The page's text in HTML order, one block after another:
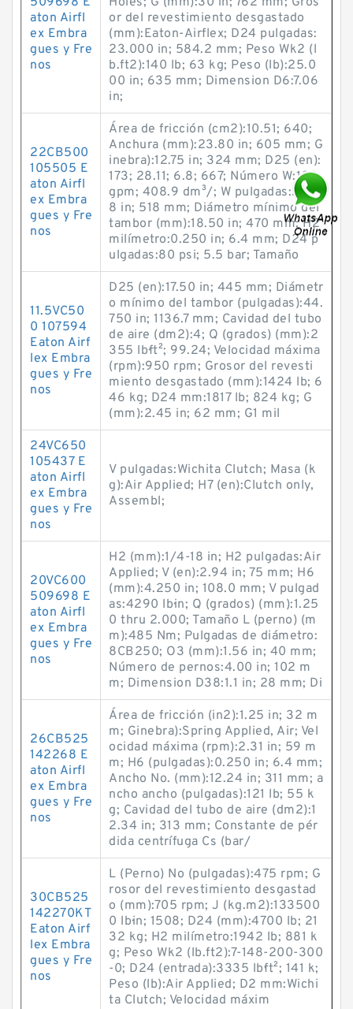
aton Airfl
ex Embra
gues y Fre
nos
or del revestimiento desgastado
(mm):Eaton-Airflex; D24 pulgadas:
23.000 in; 584.2 mm; Peso Wk2 (l
b.ft2):140 lb; 63 kg; Peso (lb):25.0
00 in; 635 mm; Dimension D6:7.06
in;
22CB500
105505 E
aton Airfl
ex Embra
gues y Fre
nos
Área de fricción (cm2):10.51; 640;
Anchura (mm):23.80 in; 605 mm; G
inebra):12.75 in; 324 mm; D25 (en):
173; 28.11; 6.8; 667; Número W:108
gpm; 408.9 dm³/; W pulgadas:24.0
8 in; 518 mm; Diámetro mínimo del
tambor (mm):18.50 in; 470 mm; H2
milímetro:0.250 in; 6.4 mm; D24 p
ulgadas:80 psi; 5.5 bar; Tamaño
11.5VC50
0 107594
Eaton Airf
lex Embra
gues y Fre
nos
D25 (en):17.50 in; 445 mm; Diámetr
o mínimo del tambor (pulgadas):44.
750 in; 1136.7 mm; Cavidad del tubo
de aire (dm2):4; Q (grados) (mm):2
355 lb·ft²; 99.24; Velocidad máxima
(rpm):950 rpm; Grosor del revesti
miento desgastado (mm):1424 lb; 6
46 kg; D24 mm:1817 lb; 824 kg; G
(mm):2.45 in; 62 mm; G1 mil
24VC650
105437 E
aton Airfl
ex Embra
gues y Fre
nos
V pulgadas:Wichita Clutch; Masa (k
g):Air Applied; H7 (en):Clutch only,
Assembl;
20VC600
509698 E
aton Airfl
ex Embra
gues y Fre
nos
H2 (mm):1/4-18 in; H2 pulgadas:Air
Applied; V (en):2.94 in; 75 mm; H6
(mm):4.250 in; 108.0 mm; V pulgad
as:4290 lb·in; Q (grados) (mm):1.25
0 thru 2.000; Tamaño L (perno) (m
m):485 Nm; Pulgadas de diámetro:
8CB250; O3 (mm):1.56 in; 40 mm;
Número de pernos:4.00 in; 102 m
m; Dimension D38:1.1 in; 28 mm; Di
26CB525
142268 E
aton Airfl
ex Embra
gues y Fre
nos
Área de fricción (in2):1.25 in; 32 m
m; Ginebra):Spring Applied, Air; Vel
ocidad máxima (rpm):2.31 in; 59 m
m; H6 (pulgadas):0.250 in; 6.4 mm;
Ancho No. (mm):12.24 in; 311 mm; a
ncho ancho (pulgadas):121 lb; 55 k
g; Cavidad del tubo de aire (dm2):1
2.34 in; 313 mm; Constante de pér
dida centrífuga Cs (bar/
30CB525
142270KT
Eaton Airf
lex Embra
gues y Fre
nos
L (Perno) No (pulgadas):475 rpm; G
rosor del revestimiento desgastad
o (mm):705 rpm; J (kg.m2):133500
0 lb·in; 1508; D24 (mm):4700 lb; 21
32 kg; H2 milímetro:1942 lb; 881 k
g; Peso Wk2 (lb.ft2):7-148-200-300
-0; D24 (entrada):3335 lb·ft²; 141 k;
Peso (lb):Air Applied; D2 mm:Wichi
ta Clutch; Velocidad máxim